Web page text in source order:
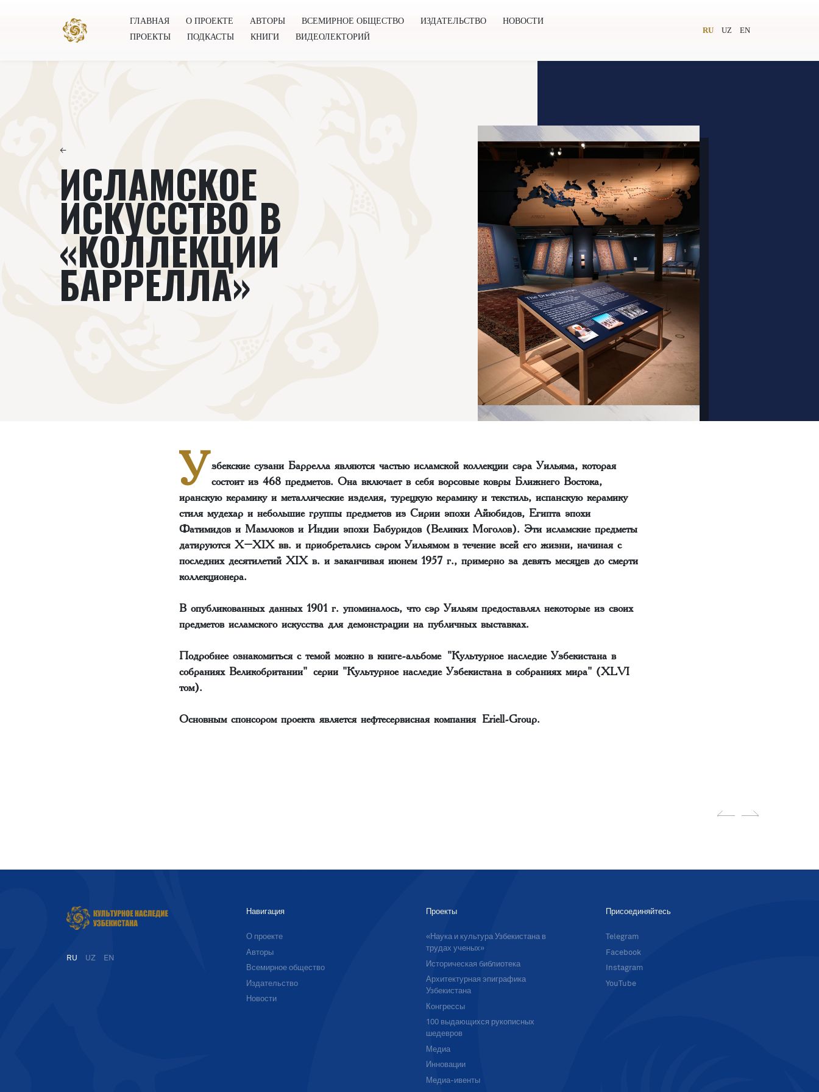
ГЛАВНАЯ О ПРОЕКТЕ АВТОРЫ ВСЕМИРНОЕ ОБЩЕСТВО ИЗДАТЕЛЬСТВО
НОВОСТИ
ПРОЕКТЫ
ПОДКАСТЫ КНИГИ ВИДЕОЛЕКТОРИЙ
RU UZ EN
←
ИСЛАМСКОЕ
ИСКУССТВО В
«КОЛЛЕКЦИИ
БАРРЕЛЛА‌‌»
Узбекские сузани Баррелла являются частью исламской коллекции сэра Уильяма, которая
состоит из 468 предметов. Она включает в себя ворсовые ковры Ближнего Востока,
иранскую керамику и металлические изделия, турецкую керамику и текстиль, испанскую керамику
стиля мудехар и небольшие группы предметов из Сирии эпохи Айюбидов, Египта эпохи
Фатимидов и Мамлюков и Индии эпохи Бабуридов (Великих Моголов). Эти исламские предметы
датируются X–XIX вв. и приобретались сэром Уильямом в течение всей его жизни, начиная с
последних десятилетий XIX в. и заканчивая июнем 1957 г., примерно за девять месяцев до смерти
коллекционера.
В опубликованных данных 1901 г. упоминалось, что сэр Уильям предоставлял некоторые из своих
предметов исламского искусства для демонстрации на публичных выставках.
Подробнее ознакомиться с темой можно в книге-альбоме "Культурное наследие Узбекистана в
собраниях Великобритании" серии "Культурное наследие Узбекистана в собраниях мира" (XLVI
том).
Основным спонсором проекта является нефтесервисная компания Eriell-Group.
RU UZ EN
Навигация
О проекте
Авторы
Всемирное общество
Издательство
Новости
Проекты
«Наука и культура Узбекистана в
трудах ученых»
Историческая библиотека
Архитектурная эпиграфика
Узбекистана
Конгрессы
100 выдающихся рукописных
шедевров
Медиа
Инновации
Медиа-ивенты
Присоединяйтесь
Telegram
Facebook
Instagram
YouTube